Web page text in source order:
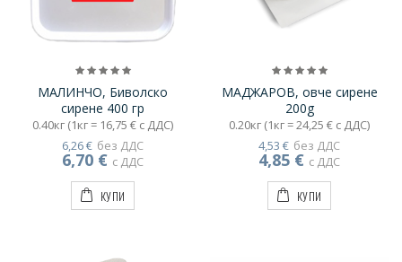
МАЛИНЧО, Биволско
сирене 400 гр
0.40кг (1кг = 16,75 € с ДДС)
без ДДС
6,26 €
с ДДС
6,70 €
КУПИ
МАДЖАРОВ, овче сирене
200g
0.20кг (1кг = 24,25 € с ДДС)
без ДДС
4,53 €
с ДДС
4,85 €
КУПИ